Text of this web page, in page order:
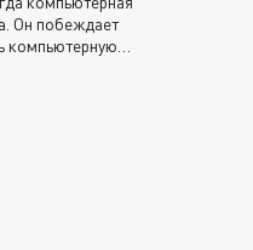
Он побеждает
компьютерную